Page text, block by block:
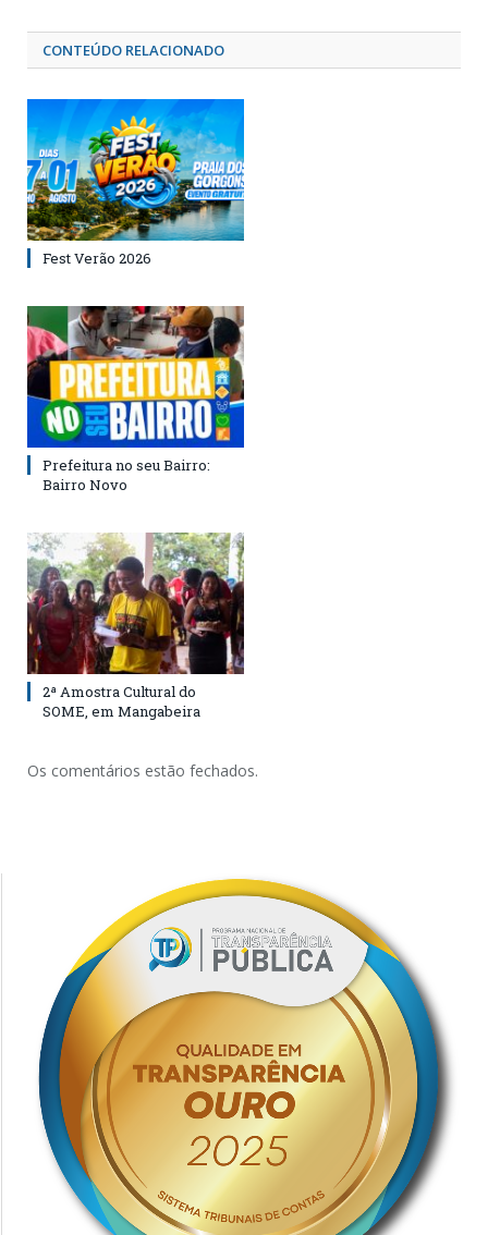
CONTEÚDO RELACIONADO
Fest Verão 2026
Prefeitura no seu Bairro:
Bairro Novo
2ª Amostra Cultural do
SOME, em Mangabeira
Os comentários estão fechados.